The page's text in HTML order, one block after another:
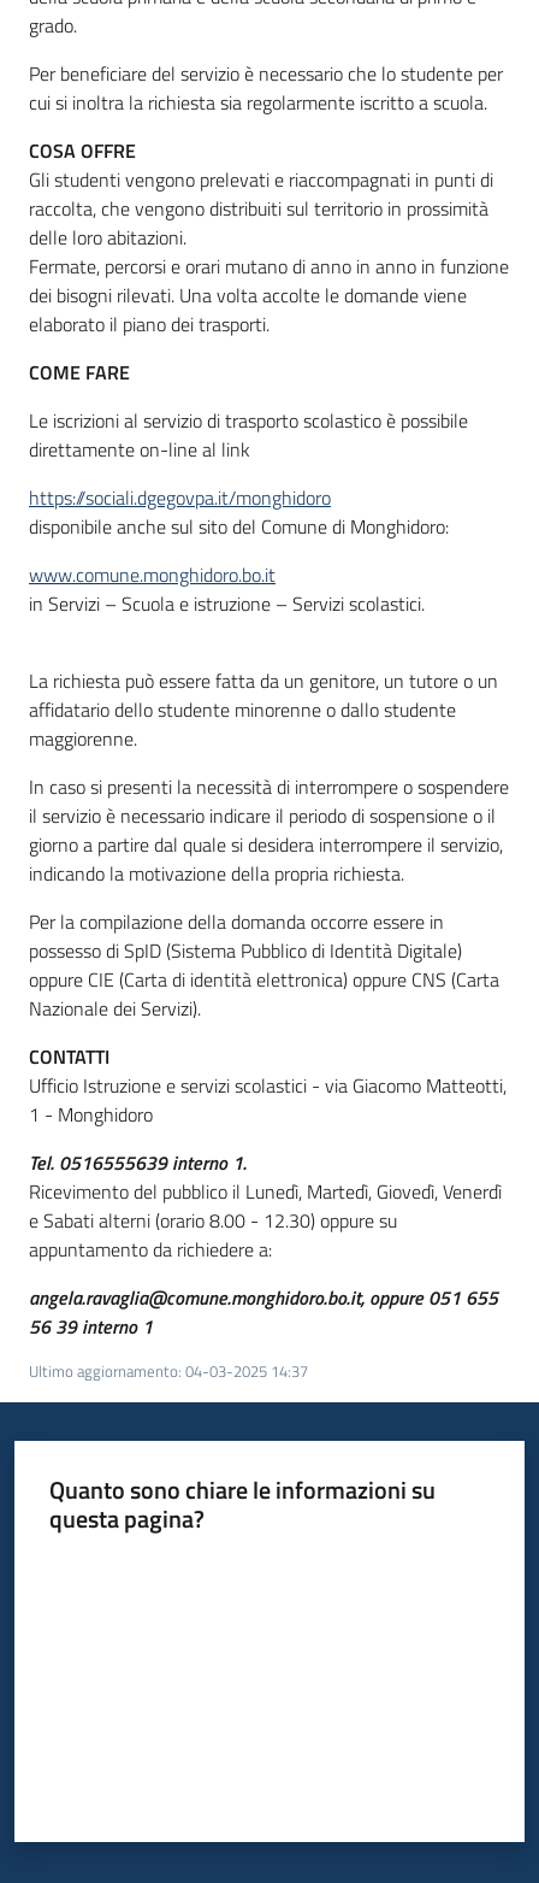
Newsletter
grado.
Per beneficiare del servizio è necessario che lo studente per
cui si inoltra la richiesta sia regolarmente iscritto a scuola.
COSA OFFRE
Gli studenti vengono prelevati e riaccompagnati in punti di
raccolta, che vengono distribuiti sul territorio in prossimità
delle loro abitazioni.
Fermate, percorsi e orari mutano di anno in anno in funzione
dei bisogni rilevati. Una volta accolte le domande viene
elaborato il piano dei trasporti.
COME FARE
Le iscrizioni al servizio di trasporto scolastico è possibile
direttamente on-line al link
https://sociali.dgegovpa.it/monghidoro
disponibile anche sul sito del Comune di Monghidoro:
www.comune.monghidoro.bo.it
in Servizi – Scuola e istruzione – Servizi scolastici.
La richiesta può essere fatta da un genitore, un tutore o un
affidatario dello studente minorenne o dallo studente
maggiorenne.
In caso si presenti la necessità di interrompere o sospendere
il servizio è necessario indicare il periodo di sospensione o il
giorno a partire dal quale si desidera interrompere il servizio,
indicando la motivazione della propria richiesta.
Per la compilazione della domanda occorre essere in
possesso di SpID (Sistema Pubblico di Identità Digitale)
oppure CIE (Carta di identità elettronica) oppure CNS (Carta
Nazionale dei Servizi).
CONTATTI
Ufficio Istruzione e servizi scolastici - via Giacomo Matteotti,
1 - Monghidoro
Tel. 0516555639 interno 1.
Ricevimento del pubblico il Lunedì, Martedì, Giovedì, Venerdì
e Sabati alterni (orario 8.00 - 12.30) oppure su
appuntamento da richiedere a:
angela.ravaglia@comune.monghidoro.bo.it, oppure 051 655
56 39 interno 1
Ultimo aggiornamento: 04-03-2025 14:37
Quanto sono chiare le informazioni su
questa pagina?